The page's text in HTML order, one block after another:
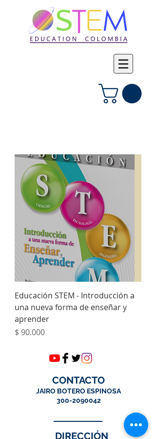
Educación STEM - Introducción a
una nueva forma de enseñar y
aprender
Precio
$ 90.000
DIRECCIÓN
CONTACTO
JAIRO BOTERO ESPINOSA
300-2090042